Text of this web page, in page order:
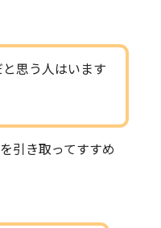
思う人はいます
引き取ってすすめ